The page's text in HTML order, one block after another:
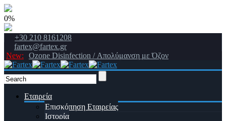
0%
+30 210 8161208
fartex@fartex.gr
New:
Ozone Disinfection / Απολύμανση με Όζον
Εταιρεία
Επισκόπηση Εταιρείας
Ιστορία